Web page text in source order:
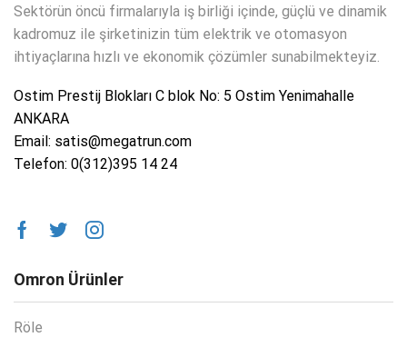
Sektörün öncü firmalarıyla iş birliği içinde, güçlü ve dinamik
kadromuz ile şirketinizin tüm elektrik ve otomasyon
ihtiyaçlarına hızlı ve ekonomik çözümler sunabilmekteyiz.
Ostim Prestij Blokları C blok No: 5 Ostim Yenimahalle
ANKARA
Email: satis@megatrun.com
Telefon: 0(312)395 14 24
Omron Ürünler
Röle